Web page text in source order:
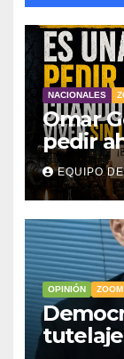
NACIONALES
Omar
pedir
viven
EQUIPO
OPINIÓN ZOOM
tutelaje